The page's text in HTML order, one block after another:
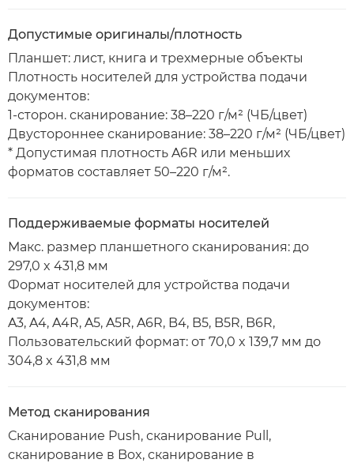
Допустимые оригиналы/плотность
Планшет: лист, книга и трехмерные объекты
Плотность носителей для устройства подачи
документов:
1-сторон. сканирование: 38–220 г/м² (ЧБ/цвет)
Двустороннее сканирование: 38–220 г/м² (ЧБ/цвет)
* Допустимая плотность A6R или меньших
форматов составляет 50–220 г/м².
Поддерживаемые форматы носителей
Макс. размер планшетного сканирования: до
297,0 x 431,8 мм
Формат носителей для устройства подачи
документов:
A3, A4, A4R, A5, A5R, A6R, B4, B5, B5R, B6R,
Пользовательский формат: от 70,0 x 139,7 мм до
304,8 x 431,8 мм
Метод сканирования
Сканирование Push, сканирование Pull,
сканирование в Box, сканирование в